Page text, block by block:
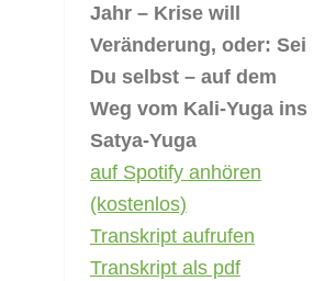
Jahr – Krise will
Veränderung, oder: Sei
Du selbst – auf dem
Weg vom Kali-Yuga ins
Satya-Yuga
auf Spotify anhören
(kostenlos)
Transkript aufrufen
Transkript als pdf